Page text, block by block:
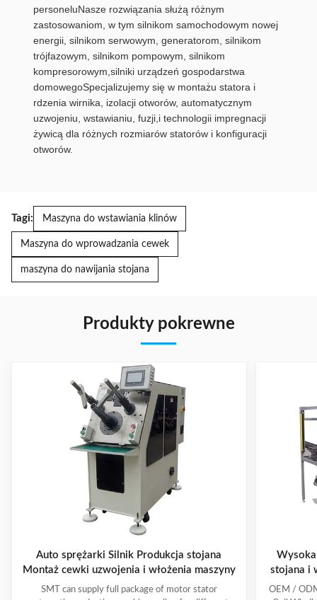
personeluNasze rozwiązania służą różnym
zastosowaniom, w tym silnikom samochodowym nowej
energii, silnikom serwowym, generatorom, silnikom
trójfazowym, silnikom pompowym, silnikom
kompresorowym,silniki urządzeń gospodarstwa
domowegoSpecjalizujemy się w montażu statora i
rdzenia wirnika, izolacji otworów, automatycznym
uzwojeniu, wstawianiu, fuzji,i technologii impregnacji
żywicą dla różnych rozmiarów statorów i konfiguracji
otworów.
Tagi: Maszyna do wstawiania klinów
Maszyna do wprowadzania cewek
maszyna do nawijania stojana
Produkty pokrewne
Auto sprężarki Silnik Produkcja stojana
Montaż cewki uzwojenia i włożenia maszyny
SMT can supply full package of motor stator
stojana i
OEM /